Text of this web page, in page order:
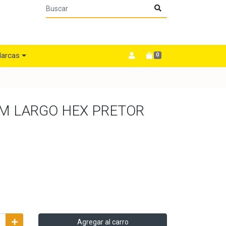
0
LARGO HEX PRETOR
Agregar al carro